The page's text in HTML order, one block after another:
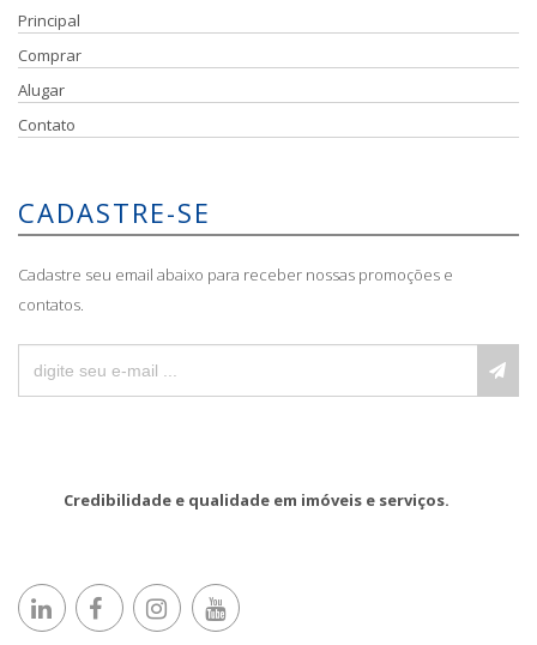
Principal
Comprar
Alugar
Contato
CADASTRE-SE
Cadastre seu email abaixo para receber nossas promoções e
contatos.
Credibilidade e qualidade em imóveis e serviços.